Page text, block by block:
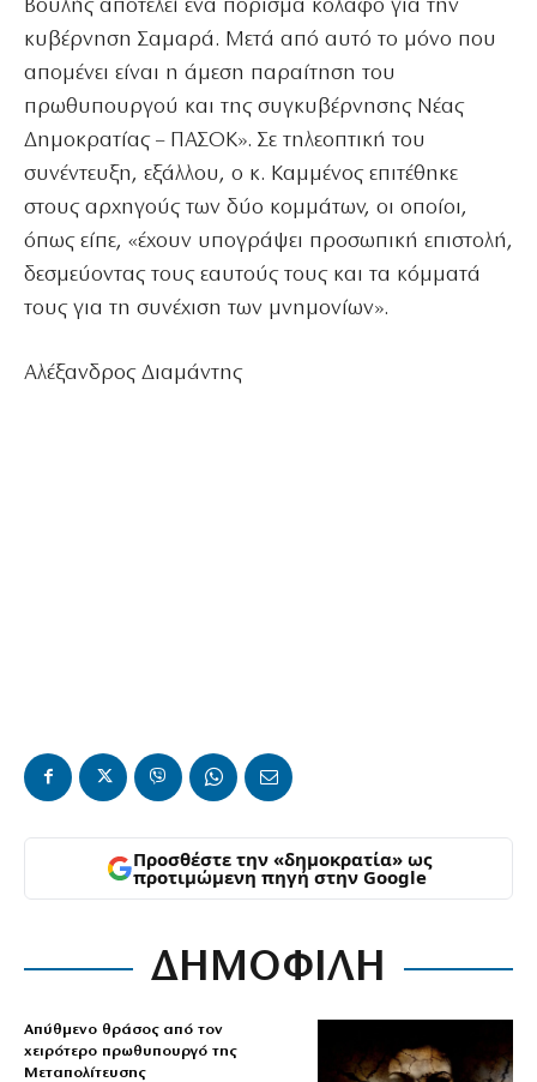
Βουλής αποτελεί ένα πόρισμα κόλαφο για την
κυβέρνηση Σαμαρά. Μετά από αυτό το μόνο που
απομένει είναι η άμεση παραίτηση του
πρωθυπουργού και της συγκυβέρνησης Νέας
Δημοκρατίας – ΠΑΣΟΚ». Σε τηλεοπτική του
συνέντευξη, εξάλλου, ο κ. Καμμένος επιτέθηκε
στους αρχηγούς των δύο κομμάτων, οι οποίοι,
όπως είπε, «έχουν υπογράψει προσωπική επιστολή,
δεσμεύοντας τους εαυτούς τους και τα κόμματά
τους για τη συνέχιση των μνημονίων».
Αλέξανδρος Διαμάντης
Προσθέστε την «δημοκρατία» ως
προτιμώμενη πηγή στην Google
ΔΗΜΟΦΙΛΗ
Απύθμενο θράσος από τον
χειρότερο πρωθυπουργό της
Μεταπολίτευσης